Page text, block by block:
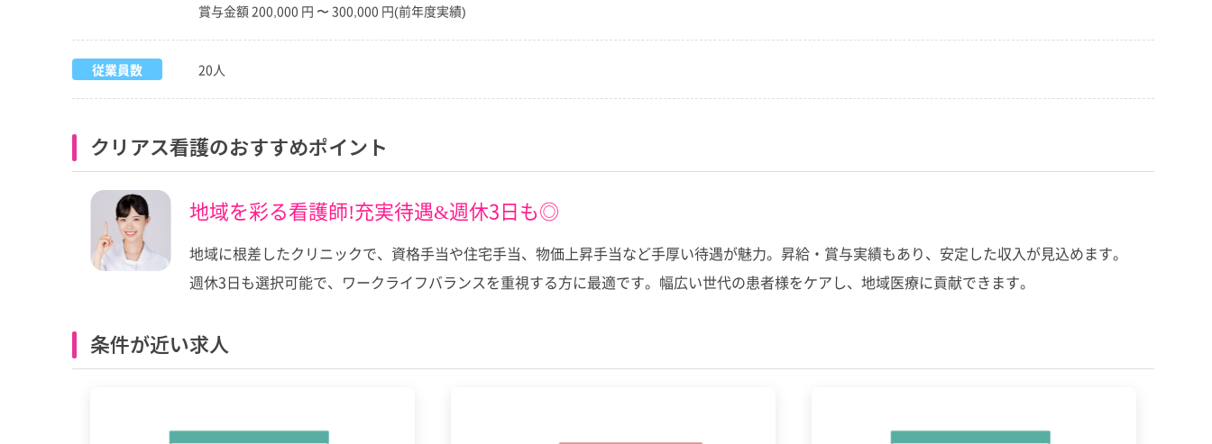
賞与金額 200,000 円 〜 300,000 円(前年度実績)
従業員数 20人
クリアス看護のおすすめポイント
地域を彩る看護師!充実待遇&週休3日も◎
地域に根差したクリニックで、資格手当や住宅手当、物価上昇手当など手厚い待遇が魅力。昇給・賞与実績もあり、安定した収入が見込めます。
週休3日も選択可能で、ワークライフバランスを重視する方に最適です。幅広い世代の患者様をケアし、地域医療に貢献できます。
条件が近い求人